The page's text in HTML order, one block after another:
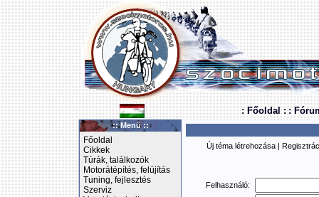
: Főoldal : :
:: Menü ::
Főoldal
Cikkek
Túrák, találkozók
Motorátépítés, felújítás
Tuning, fejlesztés
Szerviz
Új téma létrehozása |
Felhasználó: